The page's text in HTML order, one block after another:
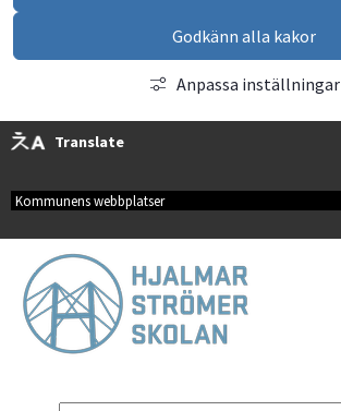
Godkänn alla kakor
Anpassa inställningar
Translate
Kommunala webbplatser